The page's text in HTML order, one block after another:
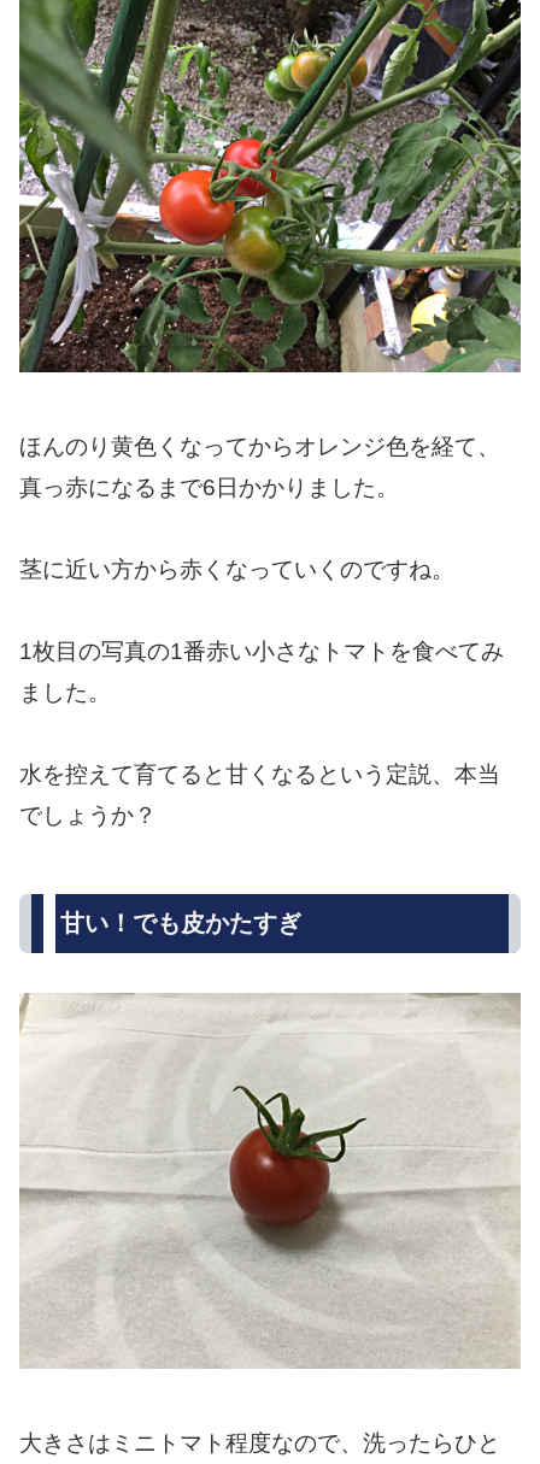
ほんのり黄色くなってからオレンジ色を経て、
真っ赤になるまで6日かかりました。
茎に近い方から赤くなっていくのですね。
1枚目の写真の1番赤い小さなトマトを食べてみ
ました。
水を控えて育てると甘くなるという定説、本当
でしょうか？
甘い！でも皮かたすぎ
大きさはミニトマト程度なので、洗ったらひと